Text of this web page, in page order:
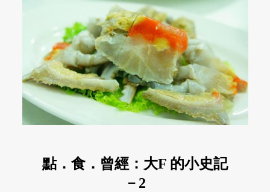
點．食．曾經：大F 的小史記
－2